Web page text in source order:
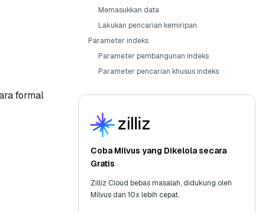
formal
Memasukkan data
Lakukan pencarian kemiripan
Parameter indeks
Parameter pembangunan indeks
Parameter pencarian khusus indeks
Coba Milvus yang Dikelola secara
Gratis
Zilliz Cloud bebas masalah, didukung oleh
Milvus dan 10x lebih cepat.